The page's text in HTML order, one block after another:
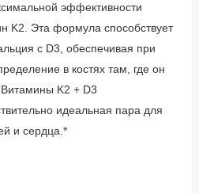
эффективности
K2. Эта формула способствует
с D3, обеспечивая при
в костях там, где он
K2 + D3
идеальная пара для
и сердца.*